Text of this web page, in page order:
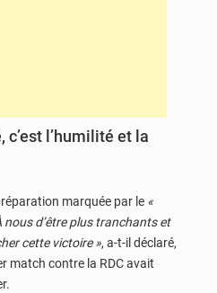
c’est l’humilité et la
marquée par le «
nous d’être plus tranchants et
cette victoire », a-t-il déclaré,
match contre la RDC avait